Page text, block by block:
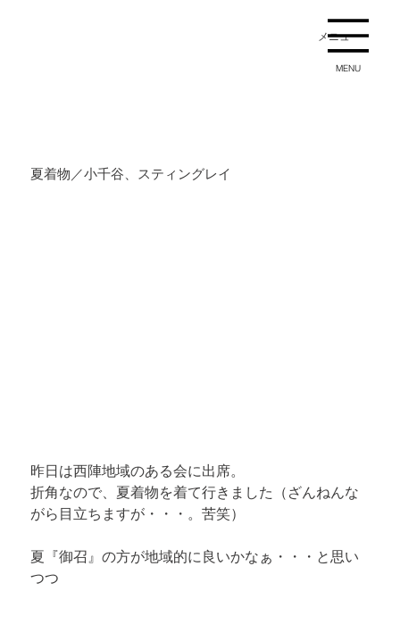
メニュー
MENU
夏着物／小千谷、スティングレイ
折角なので、夏着物を着て行きました（ざんねんな
がら目立ちますが・・・。苦笑）
夏『御召』の方が地域的に良いかなぁ・・・と思い